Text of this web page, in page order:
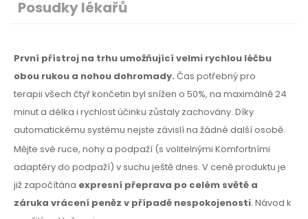
Posudky lékařů
První přístroj na trhu umožňující velmi rychlou léčbu
obou rukou a nohou dohromady. Čas potřebnýpro
terapii všech čtyř končetin byl snížen o 50%, na maximálně24
minut a délka i rychlost účinku zůstaly zachovány. Díky
automatickému systému nejste závislí na žádné další osobě.
Mějte své ruce, nohy a podpaží (s volitelnými Komfortními
adaptéry do podpaží) v suchu ještě dnes. V ceně produktu je
již započítána expresní přeprava po celém světě a
záruka vrácení peněz v případě nespokojenosti. Návod k